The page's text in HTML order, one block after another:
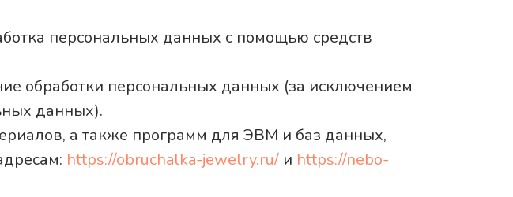
персональных данных с помощью средств
обработки персональных данных (за исключением
данных).
а также программ для ЭВМ и баз данных,
https://obruchalka-jewelry.ru/ и https://nebo-